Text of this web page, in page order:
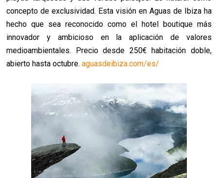
concepto de exclusividad. Esta visión en Aguas de Ibiza ha
hecho que sea reconocido como el hotel boutique más
innovador y ambicioso en la aplicación de valores
medioambientales. Precio desde 250€ habitación doble,
abierto hasta octubre.aguasdeibiza.com/es/